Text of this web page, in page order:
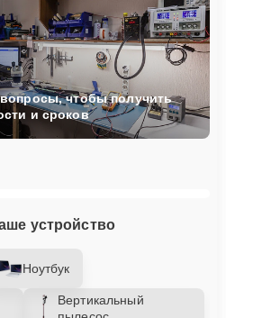
устройство
Ноутбук
Вертикальный
чтобы получить
и сроков